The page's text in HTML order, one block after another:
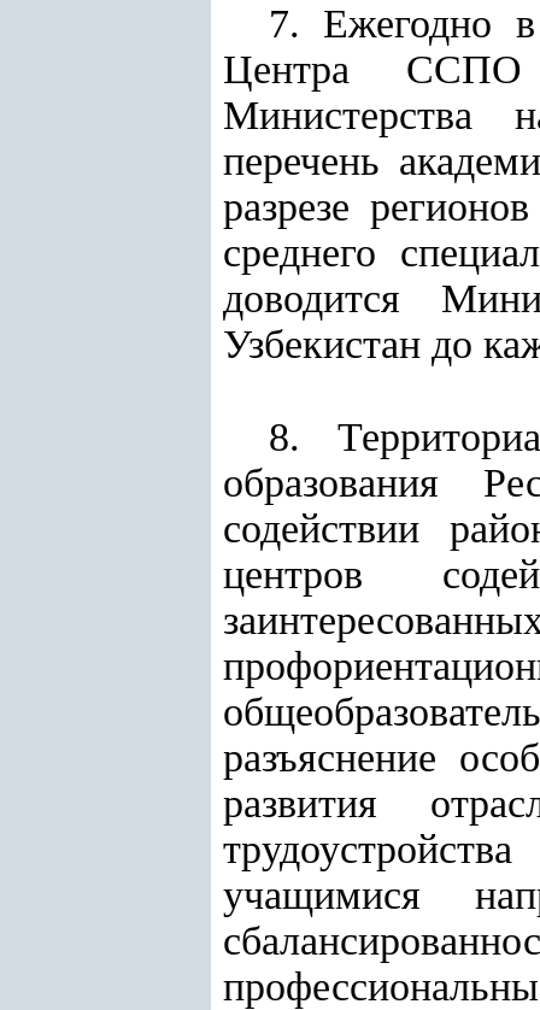
7. Ежегодно
Центра ССПО
Министерства
перечень
разрезе
среднего
доводится
Узбекистан до
8.
образования
содействии
центров
разъяснение
развития
учащимися